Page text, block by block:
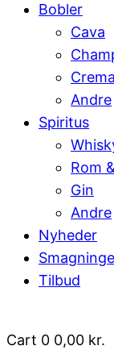
Bobler
Cava
Andre
Spiritus
Rom
Gin
Andre
Nyheder
Tilbud
Cart 0 0,00 kr.